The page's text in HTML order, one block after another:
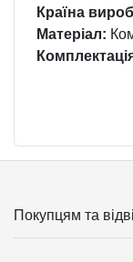
Країна
Матеріал:
Покупцям та